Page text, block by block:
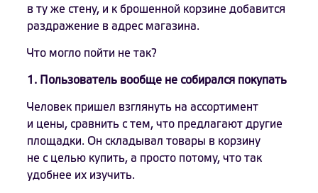
в ту же стену, и к брошенной корзине добавится
раздражение в адрес магазина.
Что могло пойти не так?
1. Пользователь вообще не собирался покупать
Человек пришел взглянуть на ассортимент
и цены, сравнить с тем, что предлагают другие
площадки. Он складывал товары в корзину
не с целью купить, а просто потому, что так
удобнее их изучить.